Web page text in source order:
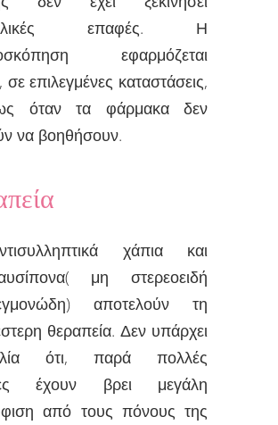
επαφές. Η
εφαρμόζεται
επιλεγμένες καταστάσεις,
όταν τα φάρμακα δεν
να βοηθήσουν.
χάπια και
μη στερεοειδή
αποτελούν τη
θεραπεία. Δεν υπάρχει
ότι, παρά πολλές
έχουν βρει μεγάλη
από τους πόνους της